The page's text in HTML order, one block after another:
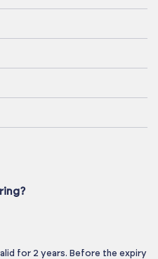
for 2 years. Before the expiry